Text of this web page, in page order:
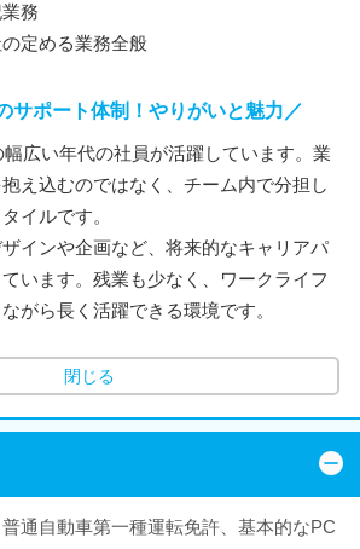
務
の定める業務全般
サポート体制！やりがいと魅力／
広い年代の社員が活躍しています。業
え込むのではなく、チーム内で分担し
イルです。
インや企画など、将来的なキャリアパ
います。残業も少なく、ワークライフ
がら長く活躍できる環境です。
閉じる
通自動車第一種運転免許、基本的なPC